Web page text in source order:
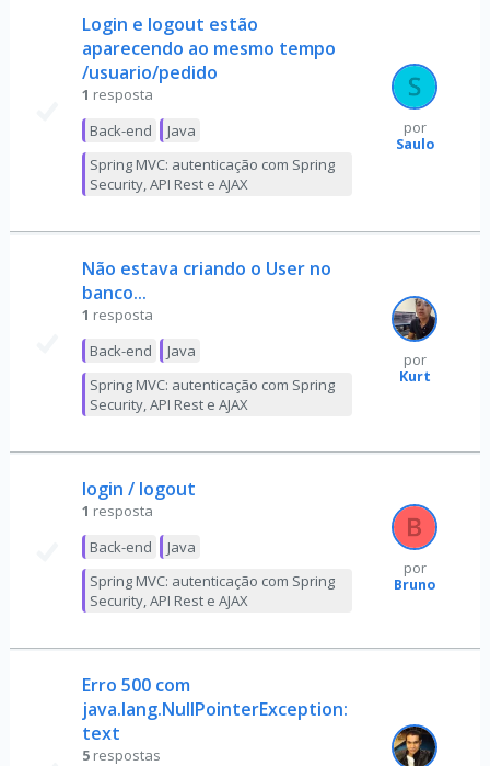
Login e logout estão
aparecendo ao mesmo tempo
/usuario/pedido
1 resposta
Back-end
Java
Spring MVC: autenticação com Spring
Security, API Rest e AJAX
por
Saulo
Não estava criando o User no
banco...
1 resposta
Back-end
Java
Spring MVC: autenticação com Spring
Security, API Rest e AJAX
por
Kurt
login / logout
1 resposta
Back-end
Java
Spring MVC: autenticação com Spring
Security, API Rest e AJAX
por
Bruno
Erro 500 com
java.lang.NullPointerException:
text
5 respostas